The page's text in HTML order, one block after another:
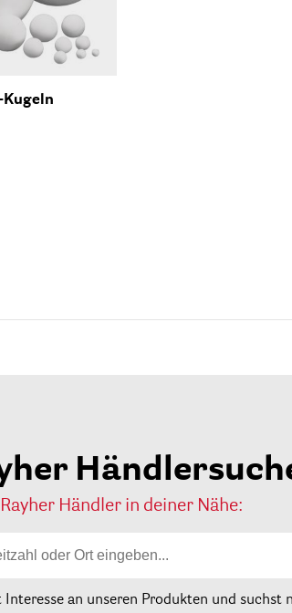
Händler in deiner Nähe:
Interesse an unseren Produkten und suchst